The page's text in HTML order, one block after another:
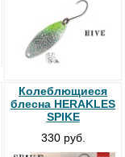
Колеблющиеся
блесна HERAKLES
SPIKE
330 руб.